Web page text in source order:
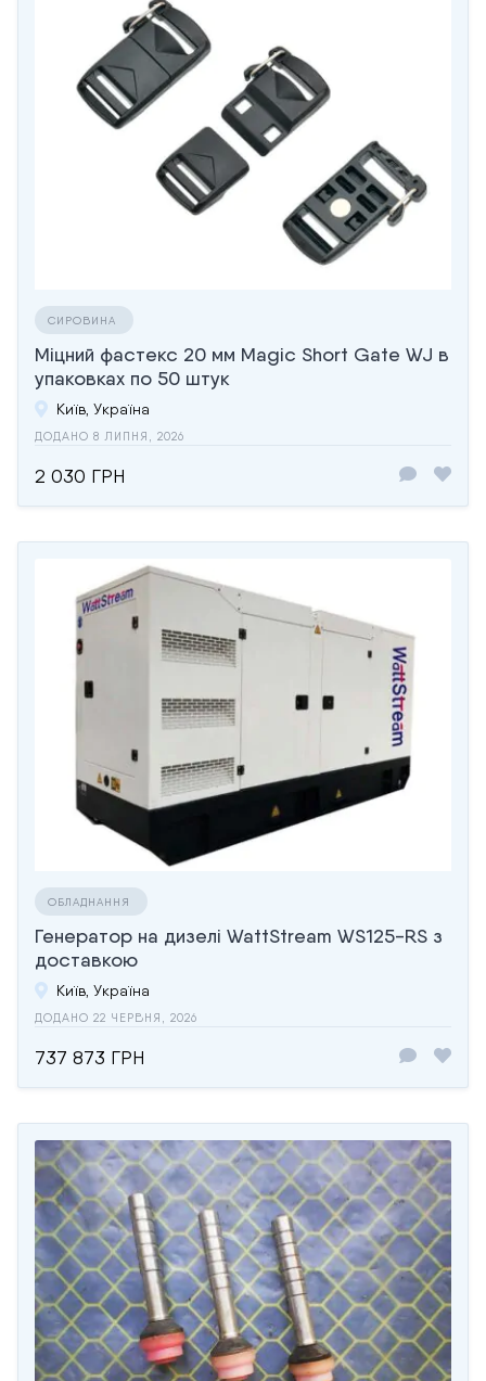
СИРОВИНА
Міцний фастекс 20 мм Magic Short Gate WJ в
упаковках по 50 штук
Київ, Україна
ДОДАНО 8 ЛИПНЯ, 2026
2 030 ГРН
ОБЛАДНАННЯ
Генератор на дизелі WattStream WS125-RS з
доставкою
Київ, Україна
ДОДАНО 22 ЧЕРВНЯ, 2026
737 873 ГРН